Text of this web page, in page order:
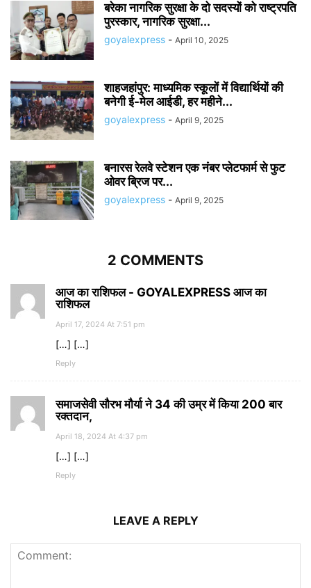
बरेका नागरिक सुरक्षा के दो सदस्यों को राष्ट्रपति
पुरस्कार, नागरिक सुरक्षा...
goyalexpress - April 10, 2025
शाहजहांपुर: माध्यमिक स्कूलाें में विद्यार्थियों की
बनेगी ई-मेल आईडी, हर महीने...
goyalexpress - April 9, 2025
बनारस रेलवे स्टेशन एक नंबर प्लेटफार्म से फुट
ओवर ब्रिज पर...
goyalexpress - April 9, 2025
2 COMMENTS
आज का राशिफल - GOYALEXPRESS आज का
राशिफल
April 17, 2024 At 7:51 pm
[…] […]
Reply
समाजसेवी सौरभ मौर्या ने 34 की उम्र में किया 200 बार
रक्तदान,
April 18, 2024 At 4:37 pm
[…] […]
Reply
LEAVE A REPLY